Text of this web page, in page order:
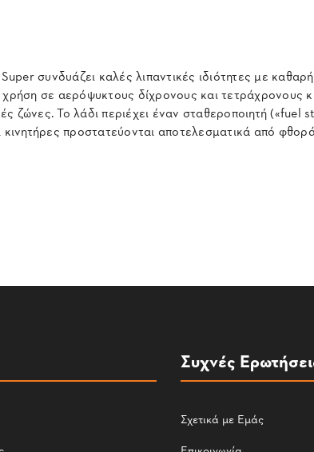
συνδυάζει καλές λιπαντικές ιδιότητες με
σε αερόψυκτους δίχρονους και τετράχρονους
ζώνες. Το λάδι περιέχει έναν σταθεροποιητή
προστατεύονται αποτελεσματικά από
Συχνές
Σχετικά με Εμάς